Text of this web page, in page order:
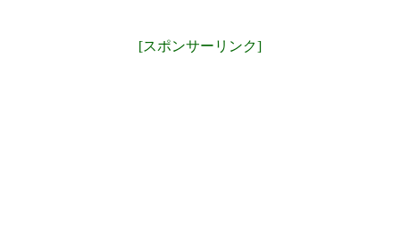
[スポンサーリンク]